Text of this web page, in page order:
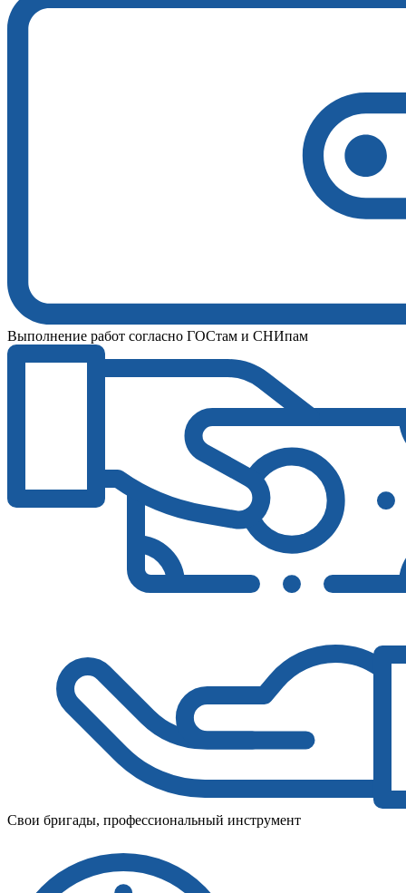
Выполнение работ согласно ГОСтам и СНИпам
Свои бригады, профессиональный инструмент